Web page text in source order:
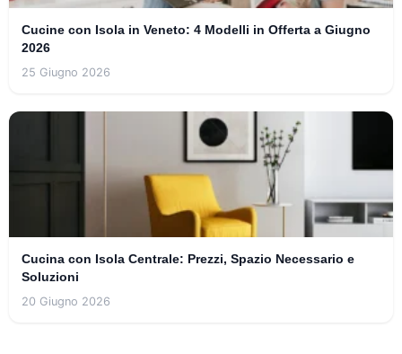
Cucine con Isola in Veneto: 4 Modelli in Offerta a Giugno
2026
25 Giugno 2026
Cucina con Isola Centrale: Prezzi, Spazio Necessario e
Soluzioni
20 Giugno 2026